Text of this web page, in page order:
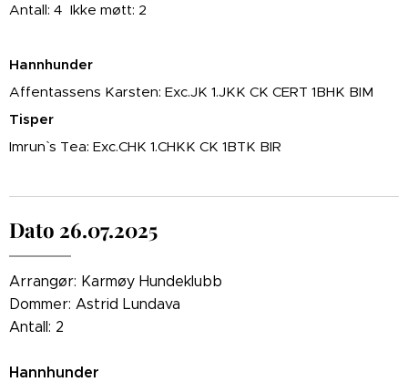
Antall: 4 Ikke møtt: 2
Hannhunder
Affentassens Karsten: Exc.JK 1.JKK CK CERT 1BHK BIM
Tisper
Imrun` s Tea: Exc.CHK 1.CHKK CK 1BTK BIR
Dato 26.07.2025
Arrangør: Karmøy Hundeklubb
Dommer: Astrid Lundava
Antall: 2
Hannhunder